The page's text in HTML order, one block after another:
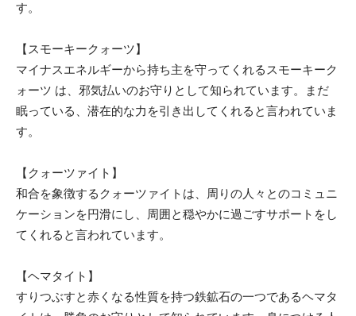
す。
【スモーキークォーツ】
マイナスエネルギーから持ち主を守ってくれるスモーキーク
ォーツ は、邪気払いのお守りとして知られています。まだ
眠っている、潜在的な力を引き出してくれると言われていま
す。
【クォーツァイト】
和合を象徴するクォーツァイトは、周りの人々とのコミュニ
ケーションを円滑にし、周囲と穏やかに過ごすサポートをし
てくれると言われています。
【ヘマタイト】
すりつぶすと赤くなる性質を持つ鉄鉱石の一つであるヘマタ